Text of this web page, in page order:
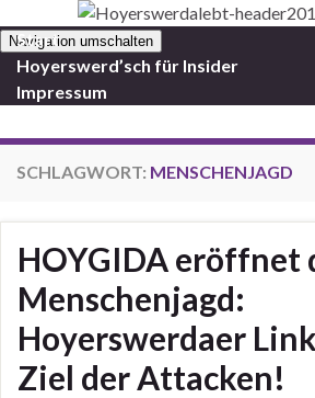
Navigation umschalten
Start
Hoyerswerd’sch für Insider
Impressum
SCHLAGWORT: MENSCHENJAGD
HOYGIDA eröffnet
Menschenjagd:
Hoyerswerdaer
Ziel der Attacken!